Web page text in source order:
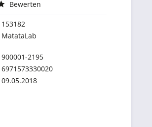
Bewerten
153182
MatataLab
900001-2195
6971573330020
09.05.2018